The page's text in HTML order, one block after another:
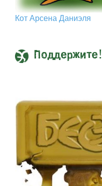
Кот Арcена Даниэля
Поддержите!